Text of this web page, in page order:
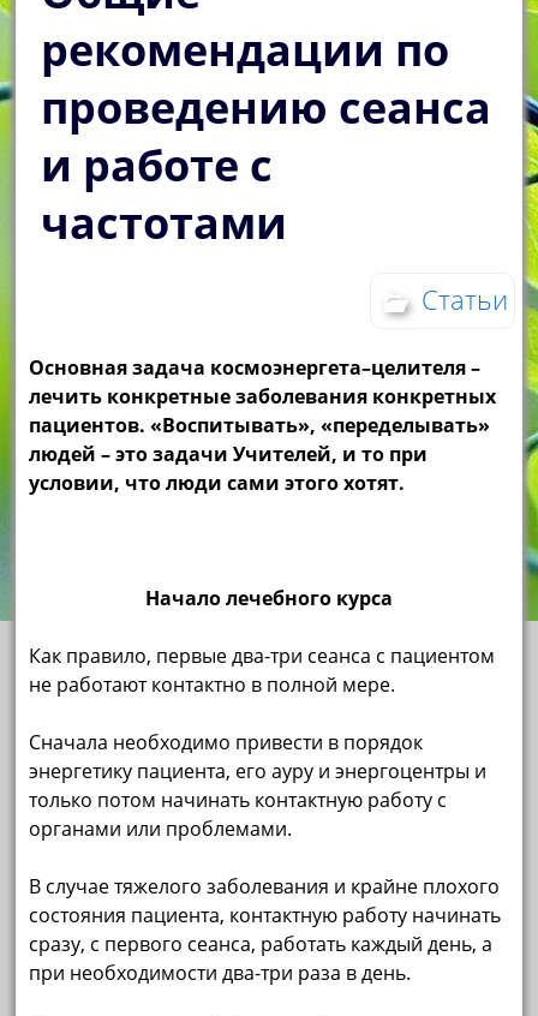
рекомендации по
проведению сеанса
и работе с
частотами
Статьи
Основная задача космоэнергета–целителя –
лечить конкретные заболевания конкретных
пациентов. «Воспитывать», «переделывать»
людей – это задачи Учителей, и то при
условии, что люди сами этого хотят.
Начало лечебного курса
Как правило, первые два-три сеанса с пациентом
не работают контактно в полной мере.
Сначала необходимо привести в порядок
энергетику пациента, его ауру и энергоцентры и
только потом начинать контактную работу с
органами или проблемами.
В случае тяжелого заболевания и крайне плохого
состояния пациента, контактную работу начинать
сразу, с первого сеанса, работать каждый день, а
при необходимости два-три раза в день.